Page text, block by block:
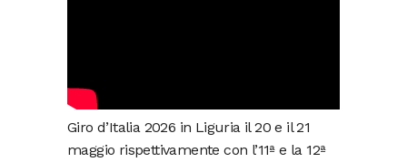
Giro d’Italia 2026 in Liguria il 20 e il 21
maggio rispettivamente con l’11ª e la 12ª